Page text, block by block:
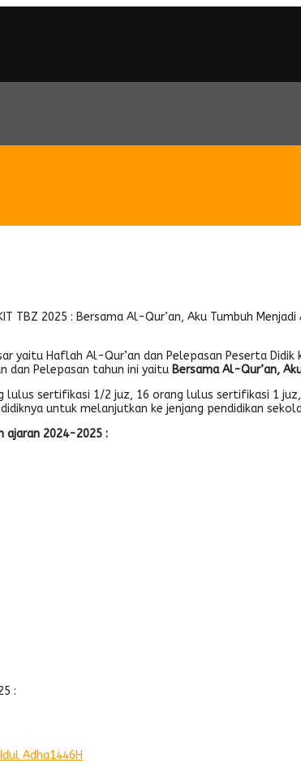
TBZ 2025 : Bersama Al-Qur’an, Aku Tumbuh Menjadi
yaitu Haflah Al-Qur’an dan Pelepasan Peserta
dan Pelepasan tahun ini yaitu Bersama Al-Qur’an,
sertifikasi 1/2 juz, 16 orang lulus sertifikasi 1
untuk melanjutkan ke jenjang pendidikan
ajaran 2024-2025 :
:
Adha1446H